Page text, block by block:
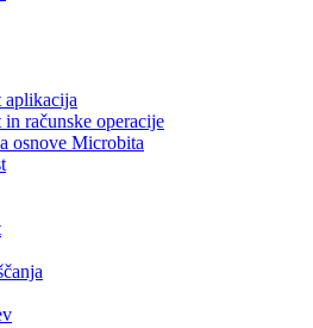
računske operacije
osnove Microbita